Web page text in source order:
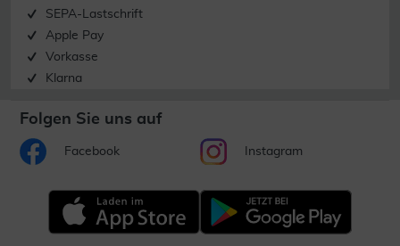
SEPA-Lastschrift
Apple Pay
Vorkasse
Klarna
Folgen Sie uns auf
Facebook Instagram